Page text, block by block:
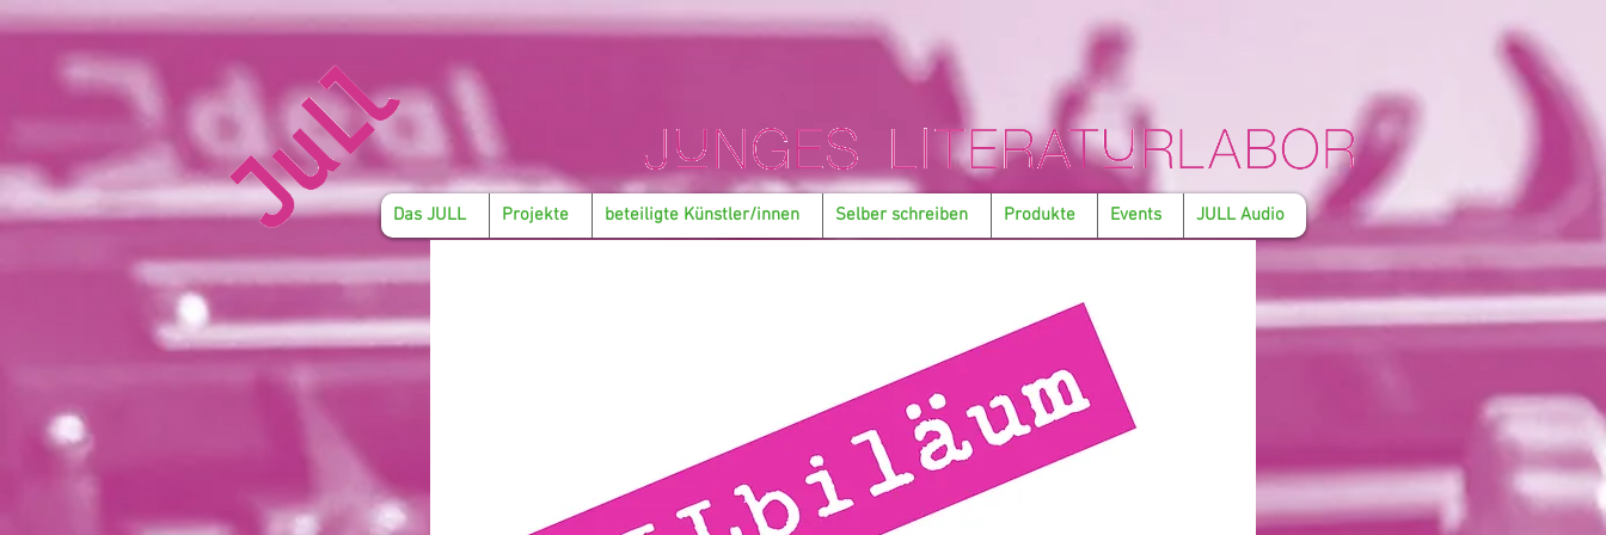
Das JULL Projekte beteiligte Künstler/innen Selber schreiben Produkte Events JULL Audio